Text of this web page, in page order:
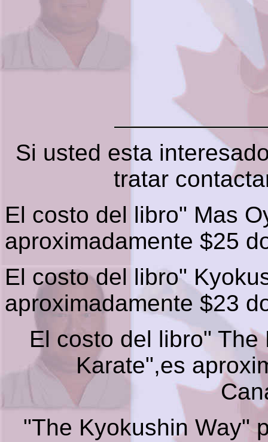
Si usted esta
tratar
El costo del libro" Mas
aproximadamente $25
El costo del libro"
aproximadamente $23
El costo del libro"
Karate",es
"The Kyokushin Way"